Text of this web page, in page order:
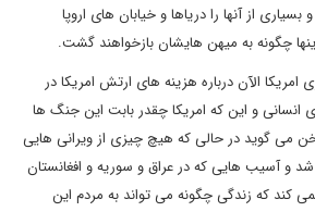
از آنها را دریاها و خیابان های اروپا
چگونه به میهن هایشان بازخواهند گشت.
الآن درباره هزینه های ارتش امریکا در
انسانی و این که امریکا چقدر بابت این جنگ ها
می گوید در حالی که هیچ چیزی از ویرانی هایی
و آسیب هایی که در عراق و سوریه و افغانستان
کند که زندگی چگونه می تواند به مردم این